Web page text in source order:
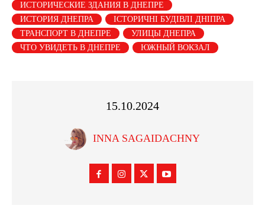
ИСТОРИЧЕСКИЕ ЗДАНИЯ В ДНЕПРЕ
ИСТОРИЯ ДНЕПРА
ІСТОРИЧНІ БУДІВЛІ ДНІПРА
ТРАНСПОРТ В ДНЕПРЕ
УЛИЦЫ ДНЕПРА
ЧТО УВИДЕТЬ В ДНЕПРЕ
ЮЖНЫЙ ВОКЗАЛ
15.10.2024
INNA SAGAIDACHNY